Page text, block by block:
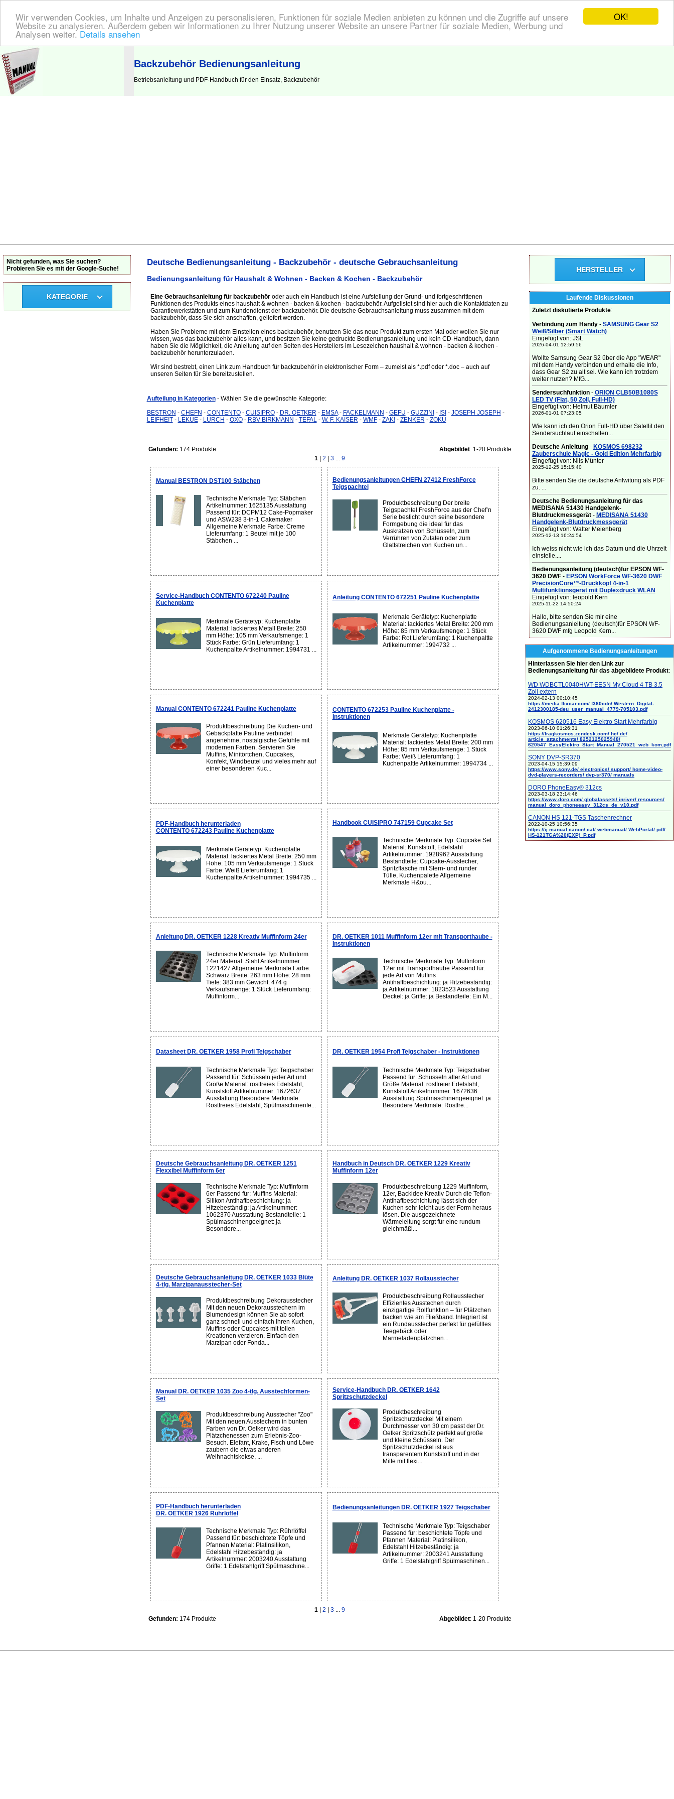
OK!
Wir verwenden Cookies, um Inhalte und Anzeigen zu personalisieren, Funktionen für soziale Medien anbieten zu können und die Zugriffe auf unsere
Website zu analysieren. Außerdem geben wir Informationen zu Ihrer Nutzung unserer Website an unsere Partner für soziale Medien, Werbung und
Analysen weiter. Details ansehen
BEDIENUNGSANLEITUNG | Hier finden Sie die deutsche Anleitung!
Backzubehör Bedienungsanleitung
Betriebsanleitung und PDF-Handbuch für den Einsatz, Backzubehör
Deutsche Bedienungsanleitung - Backzubehör - deutsche Gebrauchsanleitung
Bedienungsanleitung für Haushalt & Wohnen - Backen & Kochen - Backzubehör
Eine Gebrauchsanleitung für backzubehöroder auch ein Handbuch ist eine Aufstellung der Grund- und fortgeschrittenen
Funktionen des Produkts eines haushalt & wohnen - backen & kochen - backzubehör. Aufgelistet sind hier auch die Kontaktdaten zu
Garantiewerkstätten und zum Kundendienst der backzubehör. Die deutsche Gebrauchsanleitung muss zusammen mit dem
backzubehör, dass Sie sich anschaffen, geliefert werden.
Haben Sie Probleme mit dem Einstellen eines backzubehör, benutzen Sie das neue Produkt zum ersten Mal oder wollen Sie nur
wissen, was das backzubehör alles kann, und besitzen Sie keine gedruckte Bedienungsanleitung und kein CD-Handbuch, dann
haben Sie die Möglichkeit, die Anleitung auf den Seiten des Herstellers im Lesezeichen haushalt & wohnen - backen & kochen -
backzubehör herunterzuladen.
Wir sind bestrebt, einen Link zum Handbuch für backzubehör in elektronischer Form – zumeist als *.pdf oder *.doc – auch auf
unseren Seiten für Sie bereitzustellen.
Aufteilung in Kategorien - Wählen Sie die gewünschte Kategorie:
BESTRON - CHEFN - CONTENTO- CUISIPRO- DR. OETKER - EMSA- FACKELMANN - GEFU - GUZZINI - ISI - JOSEPH JOSEPH -
LEIFHEIT- LEKUE- LURCH - OXO- RBV BIRKMANN - TEFAL- W. F. KAISER - WMF- ZAK!- ZENKER - ZOKU
Gefunden: 174 Produkte Abgebildet: 1-20 Produkte
1
2 3 ... 9
Manual BESTRON DST100 Stäbchen
Technische Merkmale Typ: Stäbchen
Artikelnummer: 1625135 Ausstattung
Passend für: DCPM12 Cake-Popmaker
und ASW238 3-in-1 Cakemaker
Allgemeine Merkmale Farbe: Creme
Lieferumfang: 1 Beutel mit je 100
Stäbchen ...
Bedienungsanleitungen CHEFN 27412 FreshForce
Teigspachtel
Produktbeschreibung Der breite
Teigspachtel FreshForce aus der Chef’n
Serie besticht durch seine besondere
Formgebung die ideal für das
Auskratzen von Schüsseln, zum
Verrühren von Zutaten oder zum
Glattstreichen von Kuchen un...
Service-Handbuch CONTENTO 672240 Pauline
Kuchenplatte
Merkmale Gerätetyp: Kuchenplatte
Material: lackiertes Metall Breite: 250
mm Höhe: 105 mm Verkaufsmenge: 1
Stück Farbe: Grün Lieferumfang: 1
Kuchenpaltte Artikelnummer: 1994731 ...
Anleitung CONTENTO 672251 Pauline Kuchenplatte
Merkmale Gerätetyp: Kuchenplatte
Material: lackiertes Metal Breite: 200 mm
Höhe: 85 mm Verkaufsmenge: 1 Stück
Farbe: Rot Lieferumfang: 1 Kuchenpaltte
Artikelnummer: 1994732 ...
Manual CONTENTO 672241 Pauline Kuchenplatte
Produktbeschreibung Die Kuchen- und
Gebäckplatte Pauline verbindet
angenehme, nostalgische Gefühle mit
modernen Farben. Servieren Sie
Muffins, Minitörtchen, Cupcakes,
Konfekt, Windbeutel und vieles mehr auf
einer besonderen Kuc...
CONTENTO 672253 Pauline Kuchenplatte -
Instruktionen
Merkmale Gerätetyp: Kuchenplatte
Material: lackiertes Metal Breite: 200 mm
Höhe: 85 mm Verkaufsmenge: 1 Stück
Farbe: Weiß Lieferumfang: 1
Kuchenpaltte Artikelnummer: 1994734 ...
PDF-Handbuch herunterladen
CONTENTO 672243 Pauline Kuchenplatte
Merkmale Gerätetyp: Kuchenplatte
Material: lackiertes Metal Breite: 250 mm
Höhe: 105 mm Verkaufsmenge: 1 Stück
Farbe: Weiß Lieferumfang: 1
Kuchenpaltte Artikelnummer: 1994735 ...
Handbook CUISIPRO 747159 Cupcake Set
Technische Merkmale Typ: Cupcake Set
Material: Kunststoff, Edelstahl
Artikelnummer: 1928962 Ausstattung
Bestandteile: Cupcake-Ausstecher,
Spritzflasche mit Stern- und runder
Tülle, Kuchenpalette Allgemeine
Merkmale H&ou...
Anleitung DR. OETKER 1228 Kreativ Muffinform 24er
Technische Merkmale Typ: Muffinform
24er Material: Stahl Artikelnummer:
1221427 Allgemeine Merkmale Farbe:
Schwarz Breite: 263 mm Höhe: 28 mm
Tiefe: 383 mm Gewicht: 474 g
Verkaufsmenge: 1 Stück Lieferumfang:
Muffinform...
DR. OETKER 1011 Muffinform 12er mit Transporthaube -
Instruktionen
Technische Merkmale Typ: Muffinform
12er mit Transporthaube Passend für:
jede Art von Muffins
Antihaftbeschichtung: ja Hitzebeständig:
ja Artikelnummer: 1823523 Ausstattung
Deckel: ja Griffe: ja Bestandteile: Ein M...
Datasheet DR. OETKER 1958 Profi Teigschaber
Technische Merkmale Typ: Teigschaber
Passend für: Schüsseln jeder Art und
Größe Material: rostfreies Edelstahl,
Kunststoff Artikelnummer: 1672637
Ausstattung Besondere Merkmale:
Rostfreies Edelstahl, Spülmaschinenfe...
DR. OETKER 1954 Profi Teigschaber - Instruktionen
Technische Merkmale Typ: Teigschaber
Passend für: Schüsseln aller Art und
Größe Material: rostfreier Edelstahl,
Kunststoff Artikelnummer: 1672636
Ausstattung Spülmaschinengeeignet: ja
Besondere Merkmale: Rostfre...
Deutsche Gebrauchsanleitung DR. OETKER 1251
Flexxibel Muffinform 6er
Technische Merkmale Typ: Muffinform
6er Passend für: Muffins Material:
Silikon Antihaftbeschichtung: ja
Hitzebeständig: ja Artikelnummer:
1062370 Ausstattung Bestandteile: 1
Spülmaschinengeeignet: ja
Besondere...
Handbuch in Deutsch DR. OETKER 1229 Kreativ
Muffinform 12er
Produktbeschreibung 1229 Muffinform,
12er, Backidee Kreativ Durch die Teflon-
Antihaftbeschichtung lässt sich der
Kuchen sehr leicht aus der Form heraus
lösen. Die ausgezeichnete
Wärmeleitung sorgt für eine rundum
gleichmäßi...
Deutsche Gebrauchsanleitung DR. OETKER 1033 Blüte
4-tlg. Marzipanausstecher-Set
Produktbeschreibung Dekorausstecher
Mit den neuen Dekorausstechern im
Blumendesign können Sie ab sofort
ganz schnell und einfach Ihren Kuchen,
Muffins oder Cupcakes mit tollen
Kreationen verzieren. Einfach den
Marzipan oder Fonda...
Anleitung DR. OETKER 1037 Rollausstecher
Produktbeschreibung Rollausstecher
Effizientes Ausstechen durch
einzigartige Rollfunktion – für Plätzchen
backen wie am Fließband. Integriert ist
ein Rundausstecher perfekt für gefülltes
Teegebäck oder
Marmeladenplätzchen...
Manual DR. OETKER 1035 Zoo 4-tlg. Ausstechformen-
Set
Produktbeschreibung Ausstecher "Zoo"
Mit den neuen Ausstechern in bunten
Farben von Dr. Oetker wird das
Plätzchenessen zum Erlebnis-Zoo-
Besuch. Elefant, Krake, Fisch und Löwe
zaubern die etwas anderen
Weihnachtskekse, ...
Service-Handbuch DR. OETKER 1642
Spritzschutzdeckel
Produktbeschreibung
Spritzschutzdeckel Mit einem
Durchmesser von 30 cm passt der Dr.
Oetker Spritzschütz perfekt auf große
und kleine Schüsseln. Der
Spritzschutzdeckel ist aus
transparentem Kunststoff und in der
Mitte mit flexi...
PDF-Handbuch herunterladen
DR. OETKER 1926 Rührlöffel
Technische Merkmale Typ: Rührlöffel
Passend für: beschichtete Töpfe und
Pfannen Material: Platinsilikon,
Edelstahl Hitzebeständig: ja
Artikelnummer: 2003240 Ausstattung
Griffe: 1 Edelstahlgriff Spülmaschine...
Bedienungsanleitungen DR. OETKER 1927 Teigschaber
Technische Merkmale Typ: Teigschaber
Passend für: beschichtete Töpfe und
Pfannen Material: Platinsilikon,
Edelstahl Hitzebeständig: ja
Artikelnummer: 2003241 Ausstattung
Griffe: 1 Edelstahlgriff Spülmaschinen...
1 2 3 ... 9
Gefunden: 174 Produkte Abgebildet: 1-20 Produkte
Nicht gefunden, was Sie suchen?
Probieren Sie es mit der Google-Suche!
KATEGORIE
HERSTELLER
Laufende Diskussionen
Zuletzt diskutierte Produkte:
Verbindung zum Handy- SAMSUNG Gear S2
Weiß/Silber (Smart Watch)
Eingefügt von: JSL
2026-04-01 12:59:56
Wollte Samsung Gear S2 über die App "WEAR"
mit dem Handy verbinden und erhalte die Info,
dass Gear S2 zu alt sei. Wie kann ich trotzdem
weiter nutzen? MfG...
Sendersuchfunktion- ORION CLB50B1080S
LED TV (Flat, 50 Zoll, Full-HD)
Eingefügt von: Helmut Bäumler
2026-01-01 07:23:05
Wie kann ich den Orion Full-HD über Satellit den
Sendersuchlauf einschalten...
Deutsche Anleitung- KOSMOS 698232
Zauberschule Magic - Gold Edition Mehrfarbig
Eingefügt von: Nils Münter
2025-12-25 15:15:40
Bitte senden Sie die deutsche Anlwitung als PDF
zu. ...
Deutsche Bedienungsanleitung für das
MEDISANA 51430 Handgelenk-
Blutdruckmessgerät- MEDISANA 51430
Handgelenk-Blutdruckmessgerät
Eingefügt von: Walter Meienberg
2025-12-13 16:24:54
Ich weiss nicht wie ich das Datum und die Uhrzeit
einstelle....
Bedienungsanleitung (deutsch)für EPSON WF-
3620 DWF- EPSON WorkForce WF-3620 DWF
PrecisionCore™-Druckkopf 4-in-1
Multifunktionsgerät mit Duplexdruck WLAN
Eingefügt von: leopold Kern
2025-11-22 14:50:24
Hallo, bitte senden Sie mir eine
Bedienungsanleitung (deutsch)für EPSON WF-
3620 DWF mfg Leopold Kern...
Aufgenommene Bedienungsanleitungen
Hinterlassen Sie hier den Link zur
Bedienungsanleitung für das abgebildete Produkt:
WD WDBCTL0040HWT-EESN My Cloud 4 TB 3.5
Zoll extern
2024-02-13 00:10:45
https://media.flixcar.com/ f360cdn/ Western_Digital-
2412300185-deu_user_manual_4779-705103.pdf
KOSMOS 620516 Easy Elektro Start Mehrfarbig
2023-06-10 01:26:31
https://fragkosmos.zendesk.com/ hc/ de/
article_attachments/ 8252125025948/
620547_EasyElektro_Start_Manual_270521_web_kom.pdf
SONY DVP-SR370
2023-04-15 15:39:09
https://www.sony.de/ electronics/ support/ home-video-
dvd-players-recorders/ dvp-sr370/ manuals
DORO PhoneEasy® 312cs
2023-03-18 23:14:46
https://www.doro.com/ globalassets/ inriver/ resources/
manual_doro_phoneeasy_312cs_de_v10.pdf
CANON HS 121-TGS Taschenrechner
2022-10-25 10:56:35
https://ij.manual.canon/ cal/ webmanual/ WebPortal/ pdf/
HS-121TGA%20(EXP)_P.pdf